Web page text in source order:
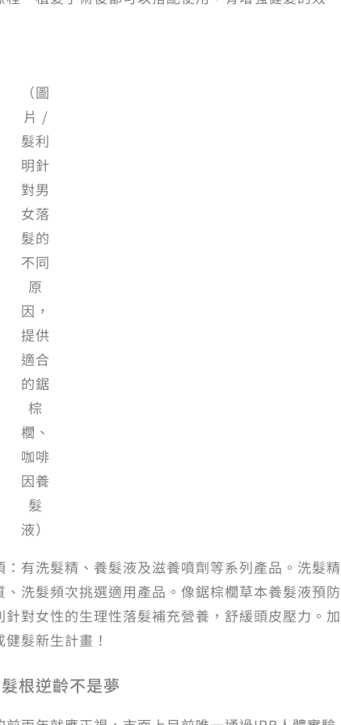
（圖
片 /
髮利
明針
對男
女落
髮的
不同
原
因，
提供
適合
的鋸
棕
櫚、
咖啡
因養
髮
液）
有洗髮精、養髮液及滋養噴劑等系列產品。洗髮精
洗髮頻次挑選適用產品。像鋸棕櫚草本養髮液預防
對女性的生理性落髮補充營養，舒緩頭皮壓力。加
髮新生計畫！
根逆齡不是夢